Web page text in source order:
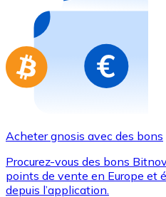
Achetez des cartes-
Aller à la boutique de
Acheter gnosis avec des bons
Procurez-vous des bons
points de vente en Europe et
depuis l’application.